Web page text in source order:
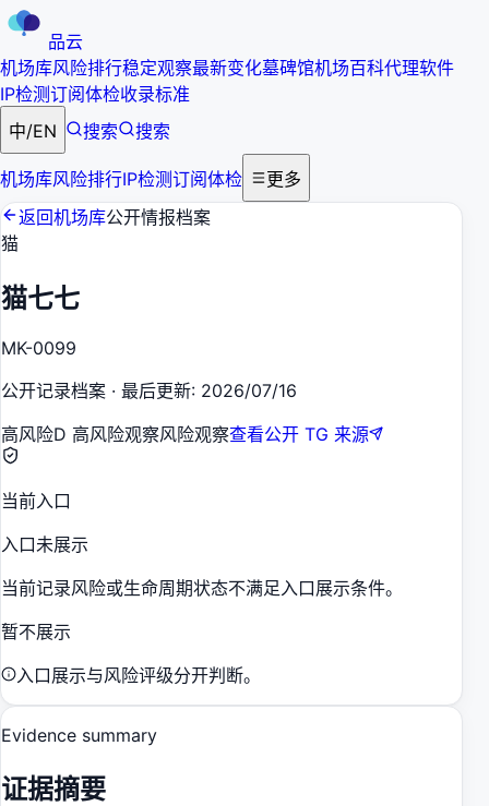
品云
机场库风险排行稳定观察最新变化墓碑馆机场百科代理软件
IP检测订阅体检收录标准
中/EN 搜索 搜索
机场库风险排行IP检测订阅体检
更多
返回机场库公开情报档案
猫
猫七七
MK-0099
公开记录档案 · 最后更新: 2026/07/16
高风险D 高风险观察风险观察查看公开 TG 来源
当前入口
入口未展示
当前记录风险或生命周期状态不满足入口展示条件。
暂不展示
入口展示与风险评级分开判断。
Evidence summary
证据摘要